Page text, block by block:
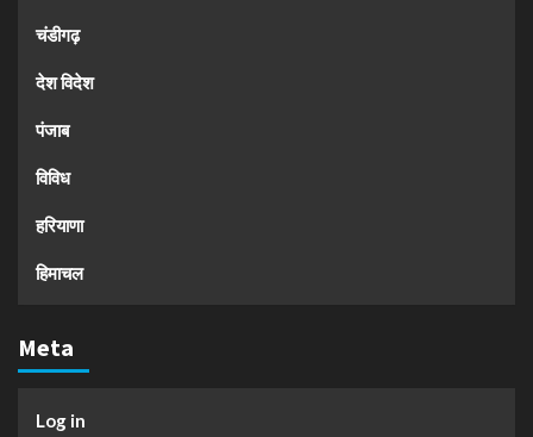
चंडीगढ़
देश विदेश
पंजाब
विविध
हरियाणा
हिमाचल
Meta
Log in